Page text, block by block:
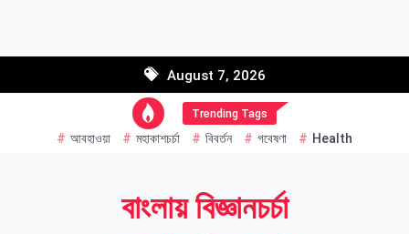
August 7, 2026
Trending Tags
আবহাওয়া মহাকাশচর্চা বিবর্তন গবেষণা Health
বাংলায় বিজ্ঞানচর্চা